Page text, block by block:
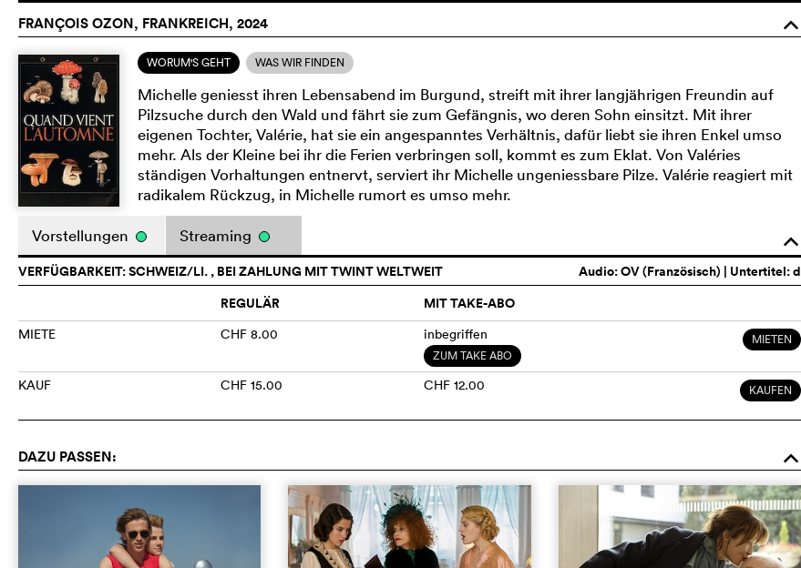
FRANÇOIS OZON, FRANKREICH, 2024 o
WORUM'S GEHT WAS WIR FINDEN
Michelle geniesst ihren Lebensabend im Burgund, streift mit ihrer langjährigen Freundin auf
Pilzsuche durch den Wald und fährt sie zum Gefängnis, wo deren Sohn einsitzt. Mit ihrer
eigenen Tochter, Valérie, hat sie ein angespanntes Verhältnis, dafür liebt sie ihren Enkel umso
mehr. Als der Kleine bei ihr die Ferien verbringen soll, kommt es zum Eklat. Von Valéries
ständigen Vorhaltungen entnervt, serviert ihr Michelle ungeniessbare Pilze. Valérie reagiert mit
radikalem Rückzug, in Michelle rumort es umso mehr.
o
Vorstellungen Streaming
Audio:OV (Französisch) | Untertitel: d
VERFÜGBARKEIT: SCHWEIZ/LI. , BEI ZAHLUNG MIT TWINT WELTWEIT
REGULÄR
MIT TAKE-ABO
MIETE CHF 8.00 inbegriffen
ZUM TAKE ABO
MIETEN
KAUF CHF 15.00 CHF 12.00 KAUFEN
DAZU PASSEN: o